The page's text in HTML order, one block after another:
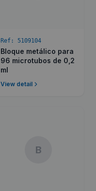
Ref: 5109104
Bloque metálico para
96 microtubos de 0,2
ml
View detail
B